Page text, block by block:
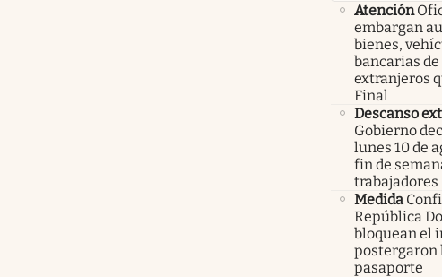
Atención
embargan
bienes,
bancarias
extranjeros
Final
Descanso
Gobierno
lunes 10 de
fin de
trabajadores
Medida
República
bloquean el
postergaron
pasaporte